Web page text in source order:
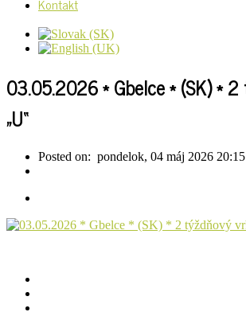
03.05.2026 * Gbelce * (SK) *
„U“
Posted on: pondelok, 04 máj 2026 20:15